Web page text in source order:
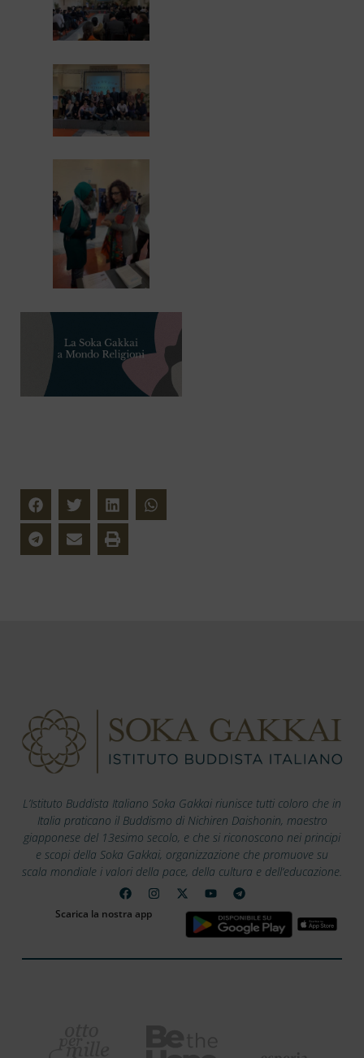
L’Istituto Buddista Italiano Soka Gakkai riunisce tutti coloro che in
Italia praticano il Buddismo di Nichiren Daishonin, maestro
giapponese del 13esimo secolo, e che si riconoscono nei principi
e scopi della Soka Gakkai, organizzazione che promuove su
scala mondiale i valori della pace, della cultura e dell’educazione.
Scarica la nostra app